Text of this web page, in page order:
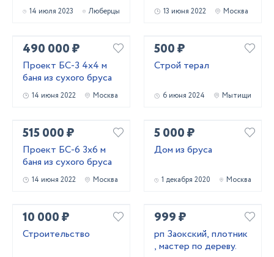
14 июля 2023 Люберцы 13 июня 2022 Москва
490 000 ₽
Проект БС-3 4х4 м
баня из сухого бруса
14 июня 2022 Москва
500 ₽
Строй терал
6 июня 2024 Мытищи
515 000 ₽
Проект БС-6 3х6 м
баня из сухого бруса
14 июня 2022 Москва
5 000 ₽
Дом из бруса
1 декабря 2020 Москва
10 000 ₽
Строительство
999 ₽
рп Заокский, плотник
, мастер по дереву.